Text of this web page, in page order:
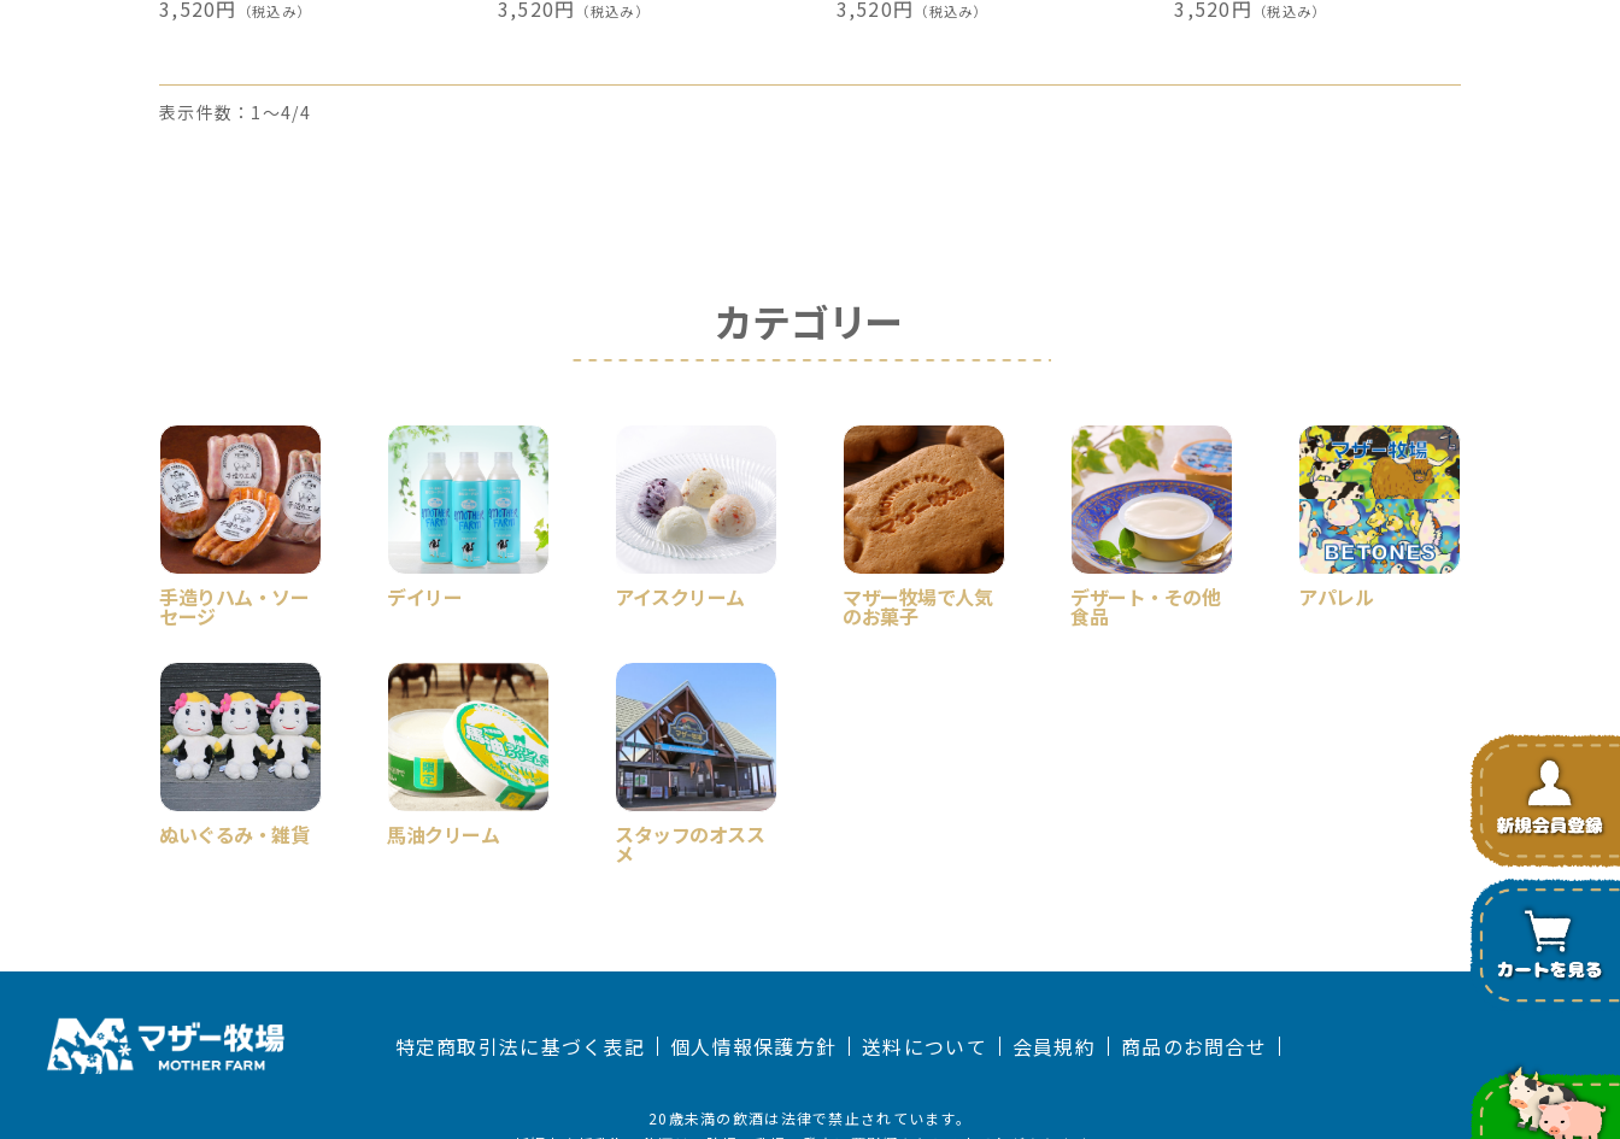
3,520円 （税込み） 3,520円 （税込み） 3,520円 （税込み） 3,520円 （税込み）
表示件数：1～4/4
カテゴリー
手造りハム・ソー
セージ
デイリー アイスクリーム マザー牧場で人気
のお菓子
デザート・その他
食品
アパレル
ぬいぐるみ・雑貨 馬油クリーム スタッフのオスス
メ
特定商取引法に基づく表記 個人情報保護方針 送料について 会員規約 商品のお問合せ
20歳未満の飲酒は法律で禁止されています。